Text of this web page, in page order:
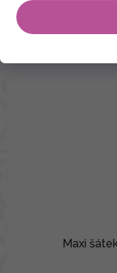
Maxi